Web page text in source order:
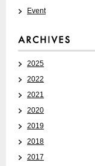
Event
2025
2022
2021
2020
2019
2018
2017